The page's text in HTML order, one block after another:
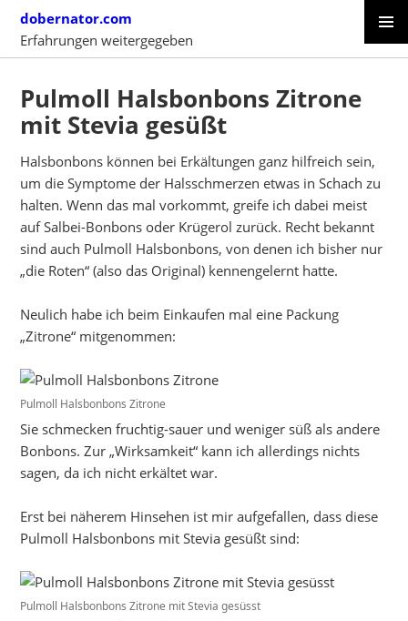
content
dobernator.com
Erfahrungen weitergegeben
CONTENT
Pulmoll Halsbonbons Zitrone
mit Stevia gesüßt
Halsbonbons können bei Erkältungen ganz hilfreich sein,
um die Symptome der Halsschmerzen etwas in Schach zu
halten. Wenn das mal vorkommt, greife ich dabei meist
auf Salbei-Bonbons oder Krügerol zurück. Recht bekannt
sind auch Pulmoll Halsbonbons, von denen ich bisher nur
„die Roten“ (also das Original) kennengelernt hatte.
Neulich habe ich beim Einkaufen mal eine Packung
„Zitrone“ mitgenommen:
Pulmoll Halsbonbons Zitrone
Sie schmecken fruchtig-sauer und weniger süß als andere
Bonbons. Zur „Wirksamkeit“ kann ich allerdings nichts
sagen, da ich nicht erkältet war.
Erst bei näherem Hinsehen ist mir aufgefallen, dass diese
Pulmoll Halsbonbons mit Stevia gesüßt sind:
Pulmoll Halsbonbons Zitrone mit Stevia gesüsst